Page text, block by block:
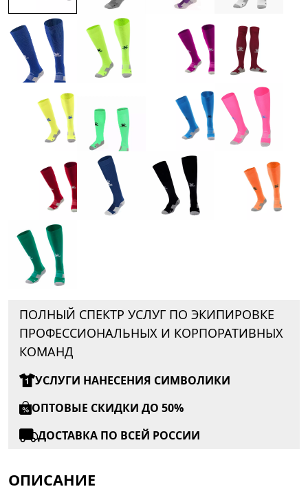
ПОЛНЫЙ СПЕКТР УСЛУГ ПО ЭКИПИРОВКЕ
ПРОФЕССИОНАЛЬНЫХ И КОРПОРАТИВНЫХ
КОМАНД
УСЛУГИ НАНЕСЕНИЯ СИМВОЛИКИ
ОПТОВЫЕ СКИДКИ ДО 50%
ДОСТАВКА ПО ВСЕЙ РОССИИ
ОПИСАНИЕ